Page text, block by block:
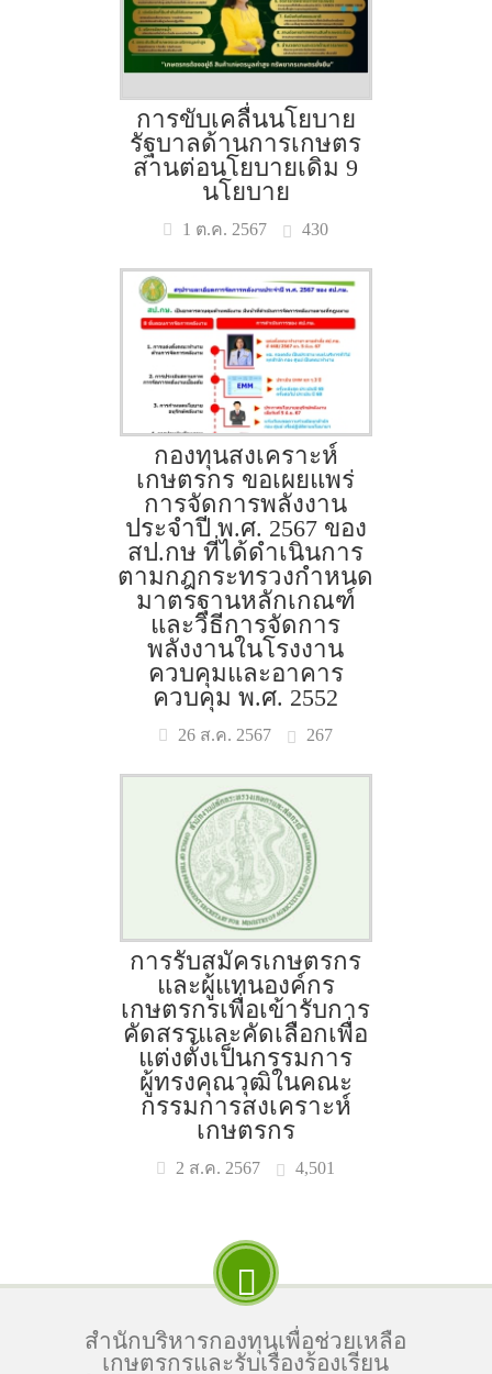
การขับเคลื่นนโยบาย
รัฐบาลด้านการเกษตร
สานต่อนโยบายเดิม 9
นโยบาย
1 ต.ค. 2567 430
กองทุนสงเคราะห์
เกษตรกร ขอเผยแพร่
การจัดการพลังงาน
ประจำปี พ.ศ. 2567 ของ
สป.กษ ที่ได้ดำเนินการ
ตามกฎกระทรวงกำหนด
มาตรฐานหลักเกณฑ์
และวิธีการจัดการ
พลังงานในโรงงาน
ควบคุมและอาคาร
ควบคุม พ.ศ. 2552
26 ส.ค. 2567 267
การรับสมัครเกษตรกร
และผู้แทนองค์กร
เกษตรกรเพื่อเข้ารับการ
คัดสรรและคัดเลือกเพื่อ
แต่งตั้งเป็นกรรมการ
ผู้ทรงคุณวุฒิในคณะ
กรรมการสงเคราะห์
เกษตรกร
2 ส.ค. 2567 4,501
สำนักบริหารกองทุนเพื่อช่วยเหลือ
เกษตรกรและรับเรื่องร้องเรียน